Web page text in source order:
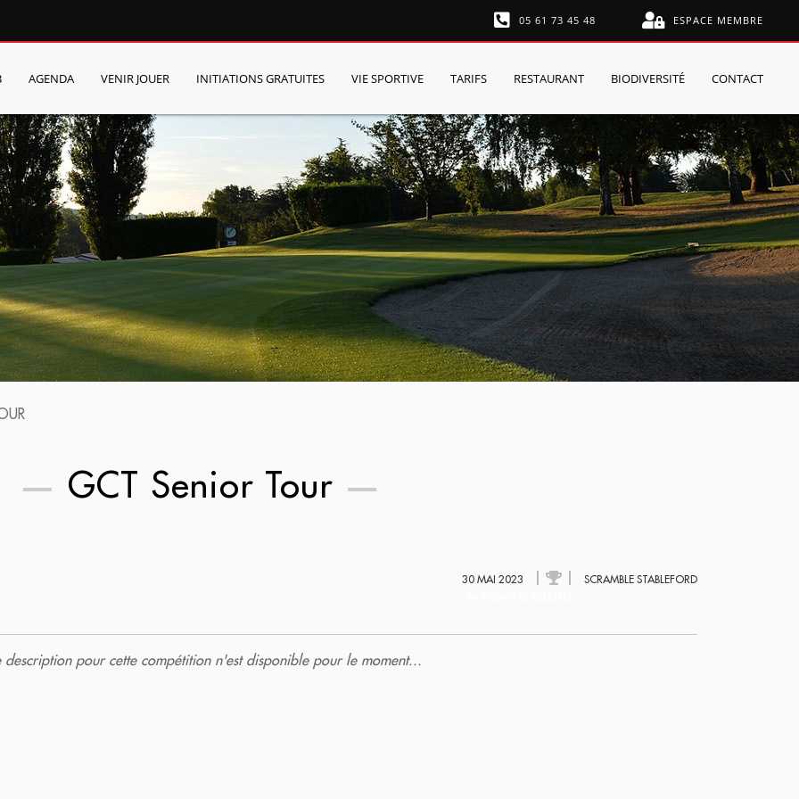
05 61 73 45 48 ESPACE MEMBRE
AGENDA VENIR JOUER INITIATIONS GRATUITES VIE SPORTIVE TARIFS RESTAURANT BIODIVERSITÉ CONTACT
GCT Senior Tour
30 MAI 2023 SCRAMBLE STABLEFORD
description pour cette compétition n'est disponible pour le moment...